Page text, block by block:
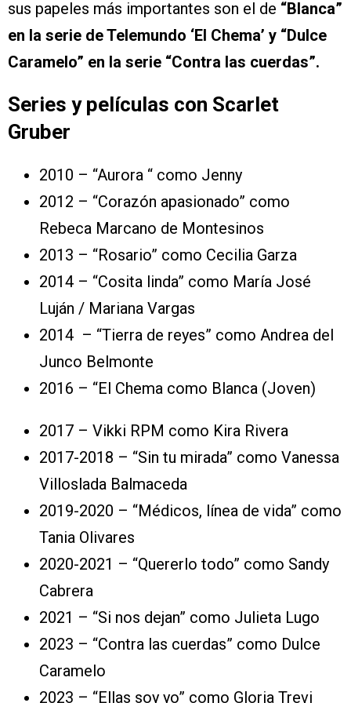
sus papeles más importantes son el de “Blanca”
en la serie de Telemundo ‘El Chema’ y “Dulce
Caramelo” en la serie “Contra las cuerdas”.
Series y películas con Scarlet
Gruber
2010 – “Aurora “ como Jenny
2012 – “Corazón apasionado” como
Rebeca Marcano de Montesinos
2013 – “Rosario” como Cecilia Garza
2014 – “Cosita linda” como María José
Luján / Mariana Vargas
2014 – “Tierra de reyes” como Andrea del
Junco Belmonte
2016 – “El Chema como Blanca (Joven)
2017 – Vikki RPM como Kira Rivera
2017-2018 – “Sin tu mirada” como Vanessa
Villoslada Balmaceda
2019-2020 – “Médicos, línea de vida” como
Tania Olivares​
2020-2021 – “Quererlo todo” como Sandy
Cabrera
2021 – “Si nos dejan” como Julieta Lugo
2023 – “Contra las cuerdas” como Dulce
Caramelo​
2023 – “Ellas soy yo” como Gloria Trevi